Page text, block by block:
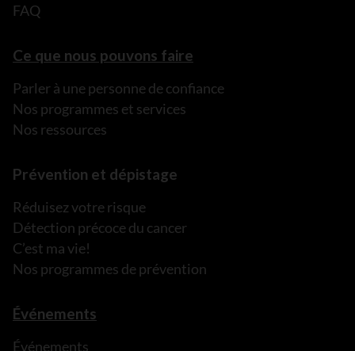
FAQ
Ce que nous pouvons faire
Parler à une personne de confiance
Nos programmes et services
Nos ressources
Prévention et dépistage
Réduisez votre risque
Détection précoce du cancer
C’est ma vie!
Nos programmes de prévention
Événements
Événements